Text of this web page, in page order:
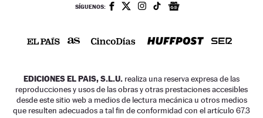
SÍGUENOS:
EDICIONES EL PAIS, S.L.U. realiza una reserva expresa de las
reproducciones y usos de las obras y otras prestaciones accesibles
desde este sitio web a medios de lectura mecánica u otros medios
que resulten adecuados a tal fin de conformidad con el artículo 67.3